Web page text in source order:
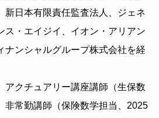
新日本有限責任監査法人、ジェネ
ス・エイジイ、イオン・アリアン
ナンシャルグループ株式会社を経
クチュアリー講座講師（生保数
常勤講師（保険数学担当、2025